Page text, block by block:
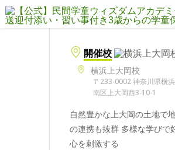
開催校
横浜上大岡校
〒233-0002 神奈川県横
南区上大岡西3-10-1
自然豊かな上大岡の土地で
の連携も抜群 多様な学びで
心を刺激する